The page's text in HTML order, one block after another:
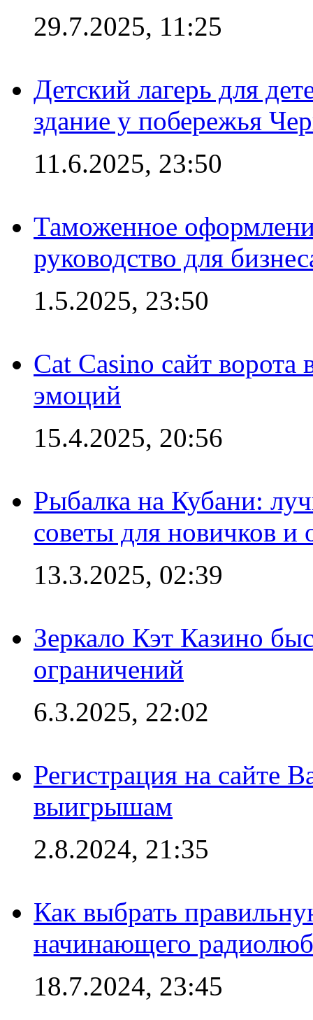
29.7.2025, 11:25
Детский лагерь для
здание у побережья
11.6.2025, 23:50
Таможенное
руководство для
1.5.2025, 23:50
Cat Casino сайт
эмоций
15.4.2025, 20:56
Рыбалка на Кубани:
советы для новичков
13.3.2025, 02:39
Зеркало Кэт Казино
ограничений
6.3.2025, 22:02
Регистрация на сайте
выигрышам
2.8.2024, 21:35
Как выбрать
начинающего
18.7.2024, 23:45